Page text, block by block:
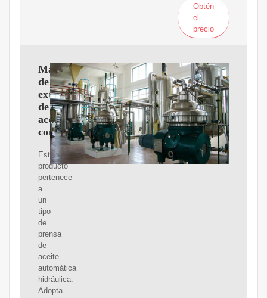
Obtén
el
precio
Máquina
de
extracción
de
aceite
comestible
Este
producto
pertenece
a
un
tipo
de
prensa
de
aceite
automática
hidráulica.
Adopta